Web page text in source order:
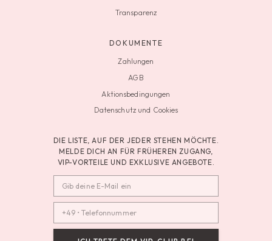
Transparenz
DOKUMENTE
Zahlungen
AGB
Aktionsbedingungen
Datenschutz und Cookies
DIE LISTE, AUF DER JEDER STEHEN MÖCHTE.
MELDE DICH AN FÜR FRÜHEREN ZUGANG,
VIP-VORTEILE UND EXKLUSIVE ANGEBOTE.